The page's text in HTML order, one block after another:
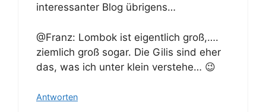
interessanter Blog übrigens…
@Franz: Lombok ist eigentlich groß,….
ziemlich groß sogar. Die Gilis sind eher
das, was ich unter klein verstehe… 😉
Antworten